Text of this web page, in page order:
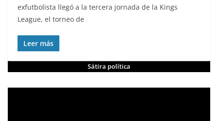
exfutbolista llegó a la tercera jornada de la Kings
League, el torneo de
Leer más
Sátira política